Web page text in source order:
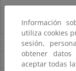
110/2015 sobre
Nota informativa
Nota Plataforma RAEE
Información
utiliza cookies
sesión,
obtener datos
aceptar todas